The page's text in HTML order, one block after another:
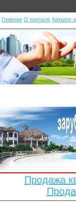
Главная О портале Каталог
Продажа